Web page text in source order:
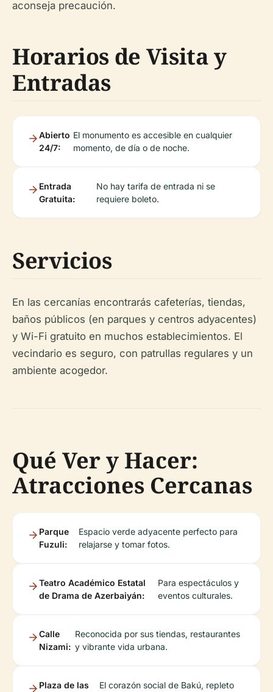
aconseja precaución.
Horarios de Visita y
Entradas
Abierto
24/7:
El monumento es accesible en cualquier
momento, de día o de noche.
Entrada
Gratuita:
No hay tarifa de entrada ni se
requiere boleto.
Servicios
En las cercanías encontrarás cafeterías, tiendas,
baños públicos (en parques y centros adyacentes)
y Wi-Fi gratuito en muchos establecimientos. El
vecindario es seguro, con patrullas regulares y un
ambiente acogedor.
Qué Ver y Hacer:
Atracciones Cercanas
Parque
Fuzuli:
Espacio verde adyacente perfecto para
relajarse y tomar fotos.
Teatro Académico Estatal
de Drama de Azerbaiyán:
Para espectáculos y
eventos culturales.
Calle
Nizami:
Reconocida por sus tiendas, restaurantes
y vibrante vida urbana.
Plaza de las
El corazón social de Bakú, repleto